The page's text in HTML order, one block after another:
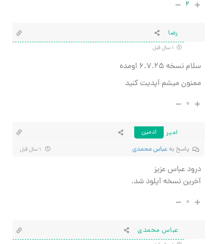
۲
رضا
سلام نسخه ۶.۷.۲۵ اومده
ممنون میشم آپدیت کنید
۰
امیر
ادمین
پاسخ بهعباس محمدی
درود عباس عزیز
آخرین نسخه آپلود شد.
۰
عباس محمدی